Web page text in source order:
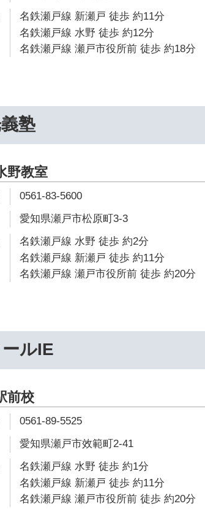
名鉄瀬戸線 新瀬戸 徒歩 約11分
名鉄瀬戸線 水野 徒歩 約12分
名鉄瀬戸線 瀬戸市役所前 徒歩 約18分
塾
野教室
0561-83-5600
愛知県瀬戸市松原町3-3
名鉄瀬戸線 水野 徒歩 約2分
名鉄瀬戸線 新瀬戸 徒歩 約11分
名鉄瀬戸線 瀬戸市役所前 徒歩 約20分
ルIE
前校
0561-89-5525
愛知県瀬戸市效範町2-41
名鉄瀬戸線 水野 徒歩 約1分
名鉄瀬戸線 新瀬戸 徒歩 約11分
名鉄瀬戸線 瀬戸市役所前 徒歩 約20分